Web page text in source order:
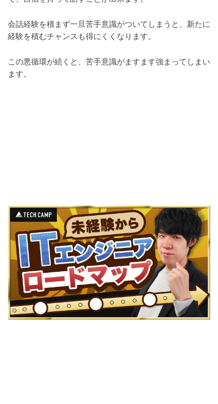
会話経験を積まず一旦苦手意識がついてしまうと、新たに
経験を積むチャンスも得にくくなります。
この悪循環が続くと、苦手意識がますます強まってしまい
ます。